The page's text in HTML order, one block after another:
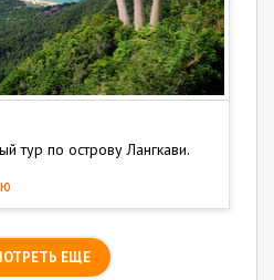
тур по острову Лангкави.
ЕЩЕ